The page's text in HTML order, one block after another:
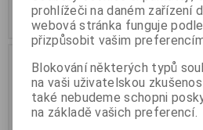
Koupit
prohlížeči na daném zařízení
webová stránka funguje
přizpůsobit vašim
Blokování některých typů
na vaši uživatelskou
také nebudeme schopni
na základě vašich preferencí.